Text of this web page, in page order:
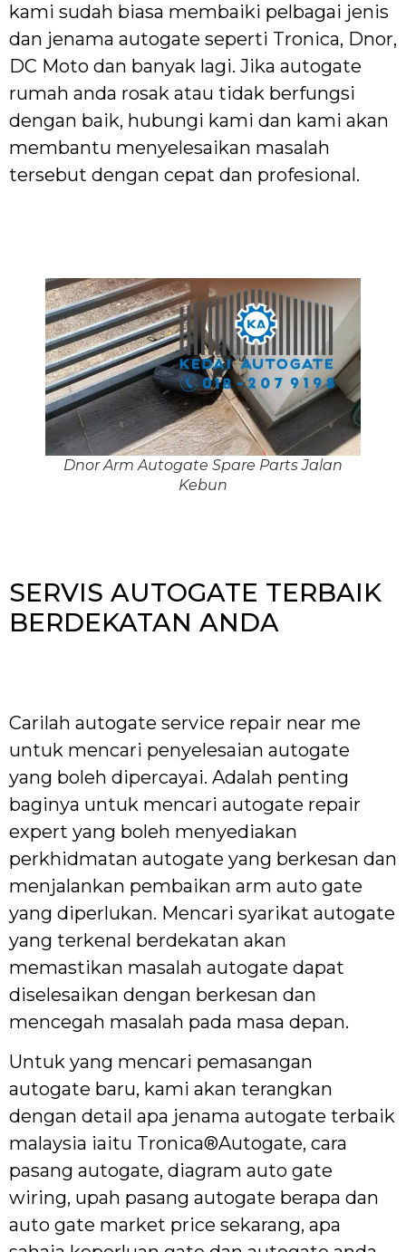
kami sudah biasa membaiki pelbagai jenis
dan jenama autogate seperti Tronica, Dnor,
DC Moto dan banyak lagi. Jika autogate
rumah anda rosak atau tidak berfungsi
dengan baik, hubungi kami dan kami akan
membantu menyelesaikan masalah
tersebut dengan cepat dan profesional.
Dnor Arm Autogate Spare Parts Jalan
Kebun
SERVIS AUTOGATE TERBAIK
BERDEKATAN ANDA
Carilah autogate service repair near me
untuk mencari penyelesaian autogate
yang boleh dipercayai. Adalah penting
baginya untuk mencari autogate repair
expert yang boleh menyediakan
perkhidmatan autogate yang berkesan dan
menjalankan pembaikan arm auto gate
yang diperlukan. Mencari syarikat autogate
yang terkenal berdekatan akan
memastikan masalah autogate dapat
diselesaikan dengan berkesan dan
mencegah masalah pada masa depan.
Untuk yang mencari pemasangan
autogate baru, kami akan terangkan
dengan detail apa jenama autogate terbaik
malaysia iaitu Tronica®Autogate, cara
pasang autogate, diagram auto gate
wiring, upah pasang autogate berapa dan
auto gate market price sekarang, apa